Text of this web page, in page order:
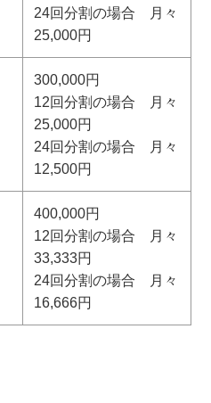
24回分割の場合 月々
25,000円
300,000円
12回分割の場合 月々
25,000円
24回分割の場合 月々
12,500円
400,000円
12回分割の場合 月々
33,333円
24回分割の場合 月々
16,666円